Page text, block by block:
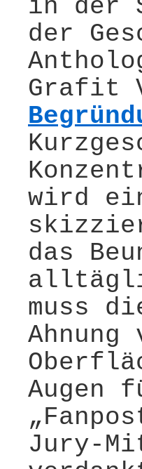
in der
der
Grafit
wird
das
muss
Augen
Jury-